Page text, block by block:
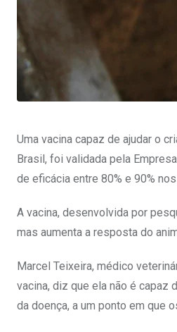
Uma vacina capaz de ajudar o
Brasil, foi validada pela
de eficácia entre 80% e 90%
A vacina, desenvolvida por
mas aumenta a resposta do
Marcel Teixeira, médico
vacina, diz que ela não é capaz
da doença, a um ponto em que